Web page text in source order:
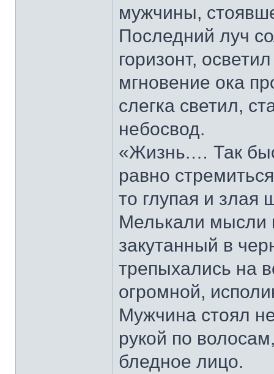
мужчины,
Последний луч
горизонт,
мгновение ока
слегка светил,
небосвод.
«Жизнь.… Так
равно
то глупая и злая
Мелькали мысли
закутанный в
трепыхались на
огромной,
Мужчина стоял
рукой по
бледное лицо.